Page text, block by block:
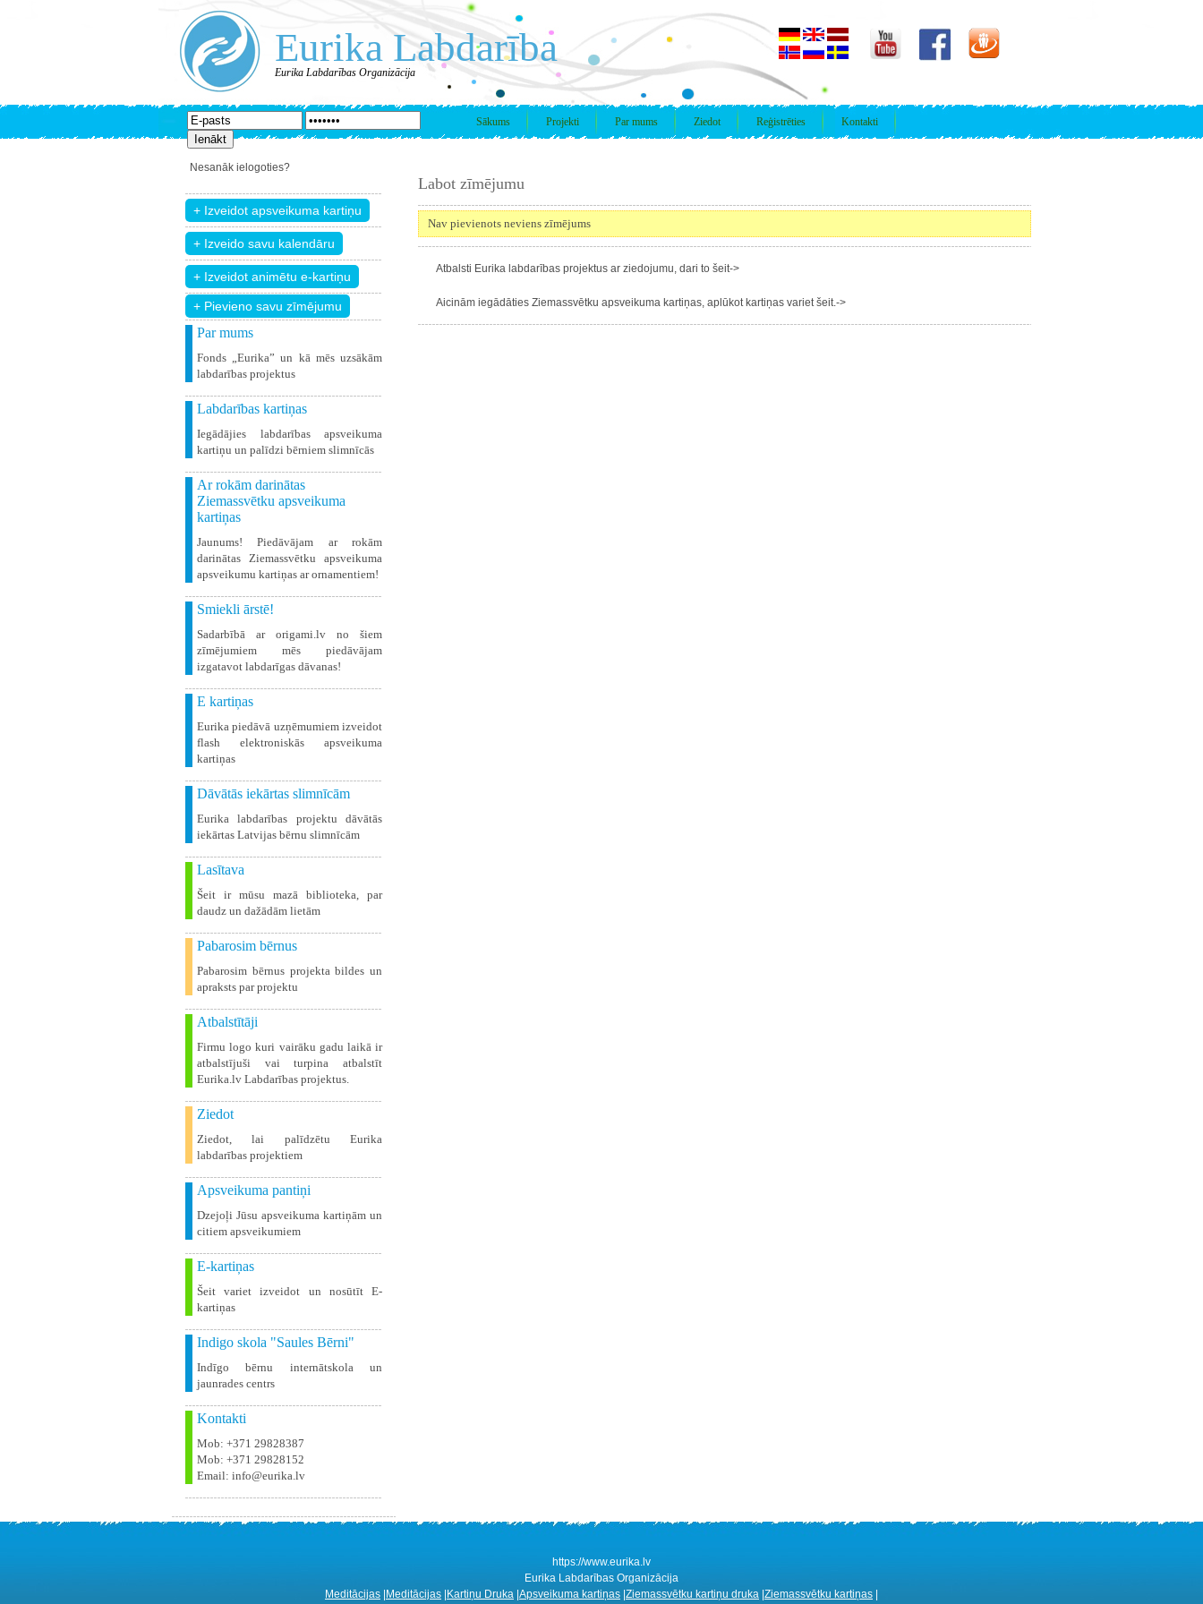
Eurika Labdarība
Eurika Labdarības Organizācija
Sākums Projekti Par mums Ziedot Reģistrēties Kontakti
Nesanāk ielogoties?
+ Pievieno savu zīmējumu
Par mums
Fonds „Eurika” un kā mēs uzsākām
labdarības projektus
Labdarības kartiņas
Iegādājies labdarības apsveikuma
kartiņu un palīdzi bērniem slimnīcās
Ar rokām darinātas
Ziemassvētku apsveikuma
kartiņas
Jaunums! Piedāvājam ar rokām
darinātas Ziemassvētku apsveikuma
apsveikumu kartiņas ar ornamentiem!
Smiekli ārstē!
Sadarbībā ar origami.lv no šiem
zīmējumiem mēs piedāvājam
izgatavot labdarīgas dāvanas!
E kartiņas
Eurika piedāvā uzņēmumiem izveidot
flash elektroniskās apsveikuma
kartiņas
Dāvātās iekārtas slimnīcām
Eurika labdarības projektu dāvātās
iekārtas Latvijas bērnu slimnīcām
Lasītava
Šeit ir mūsu mazā biblioteka, par
daudz un dažādām lietām
Pabarosim bērnus
Pabarosim bērnus projekta bildes un
apraksts par projektu
Atbalstītāji
Firmu logo kuri vairāku gadu laikā ir
atbalstījuši vai turpina atbalstīt
Eurika.lv Labdarības projektus.
Ziedot
Ziedot, lai palīdzētu Eurika
labdarības projektiem
Apsveikuma pantiņi
Dzejoļi Jūsu apsveikuma kartiņām un
citiem apsveikumiem
E-kartiņas
Šeit variet izveidot un nosūtīt E-
kartiņas
Indigo skola "Saules Bērni"
Indīgo bērnu internātskola un
jaunrades centrs
Kontakti
Mob: +371 29828387
Mob: +371 29828152
Email: info@eurika.lv
Labot zīmējumu
Nav pievienots neviens zīmējums
Atbalsti Eurika labdarības projektus ar ziedojumu, dari to šeit->
Aicinām iegādāties Ziemassvētku apsveikuma kartiņas, aplūkot kartiņas variet šeit.->
https://www.eurika.lv
Eurika Labdarības Organizācija
Meditācijas Meditācijas Kartiņu Druka Apsveikuma kartiņas Ziemassvētku kartiņu druka Ziemassvētku kartiņas